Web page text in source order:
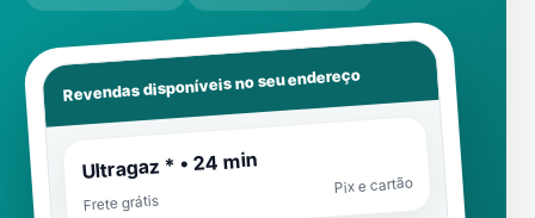
Revendas disponíveis no seu endereço
Ultragaz * • 24 min
Frete grátis
Pix e cartão